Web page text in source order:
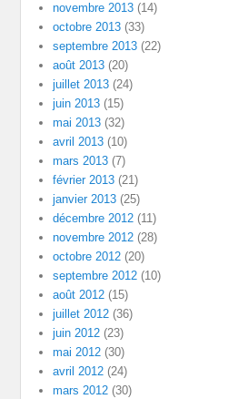
novembre 2013 (14)
octobre 2013 (33)
septembre 2013 (22)
août 2013 (20)
juillet 2013 (24)
juin 2013 (15)
mai 2013 (32)
avril 2013 (10)
mars 2013 (7)
février 2013 (21)
janvier 2013 (25)
décembre 2012 (11)
novembre 2012 (28)
octobre 2012 (20)
septembre 2012 (10)
août 2012 (15)
juillet 2012 (36)
juin 2012 (23)
mai 2012 (30)
avril 2012 (24)
mars 2012 (30)